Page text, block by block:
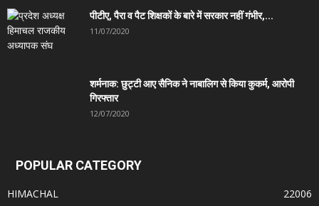
पीटीए, पैरा व पैट शिक्षकों के बारे में सरकार नहीं गंभीर,...
11/07/2020
शर्मनाक: छुट्टी आए सैनिक ने नाबालिग से किया कुकर्म, आरोपी
गिरफ्तार
12/07/2020
POPULAR CATEGORY
HIMACHAL
22006